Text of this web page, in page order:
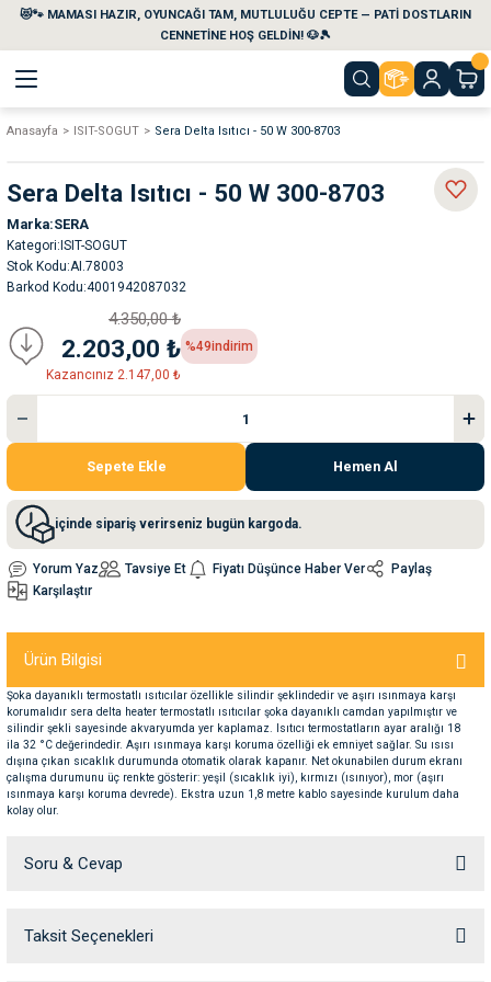
😻🐾 MAMASI HAZIR, OYUNCAĞI TAM, MUTLULUĞU CEPTE — PATİ DOSTLARIN
CENNETİNE HOŞ GELDİN! 🐶🎾
Geri Dön
Geri Dön
Temizlik Ürünleri
Su Kabları
Seyahat Ürünleri
Geri Dön
Geri Dön
Geri Dön
Geri Dön
Anasayfa ISIT-SOGUT Sera Delta Isıtıcı - 50 W 300-8703
Sera Delta Isıtıcı - 50 W 300-8703
Marka SERA
Kategori ISIT-SOGUT
Stok Kodu AI.78003
Barkod Kodu 4001942087032
4.350,00 ₺
2.203,00 ₺
Kazancınız 2.147,00 ₺
%49indirim
Sepete Ekle Hemen Al
içinde sipariş verirseniz bugün kargoda.
Yorum Yaz Tavsiye Et Fiyatı Düşünce Haber Ver
Paylaş
Karşılaştır
Ürün Bilgisi
Şoka dayanıklı termostatlı ısıtıcılar özellikle silindir şeklindedir ve aşırı ısınmaya karşı
korumalıdır sera delta heater termostatlı ısıtıcılar şoka dayanıklı camdan yapılmıştır ve
silindir şekli sayesinde akvaryumda yer kaplamaz. Isıtıcı termostatların ayar aralığı 18
ila 32 °C değerindedir. Aşırı ısınmaya karşı koruma özelliği ek emniyet sağlar. Su ısısı
dışına çıkan sıcaklık durumunda otomatik olarak kapanır. Net okunabilen durum ekranı
çalışma durumunu üç renkte gösterir: yeşil (sıcaklık iyi), kırmızı (ısınıyor), mor (aşırı
ısınmaya karşı koruma devrede). Ekstra uzun 1,8 metre kablo sayesinde kurulum daha
kolay olur.
Soru & Cevap
Ürün hakkında henüz soru sorulmamış.
Taksit Seçenekleri